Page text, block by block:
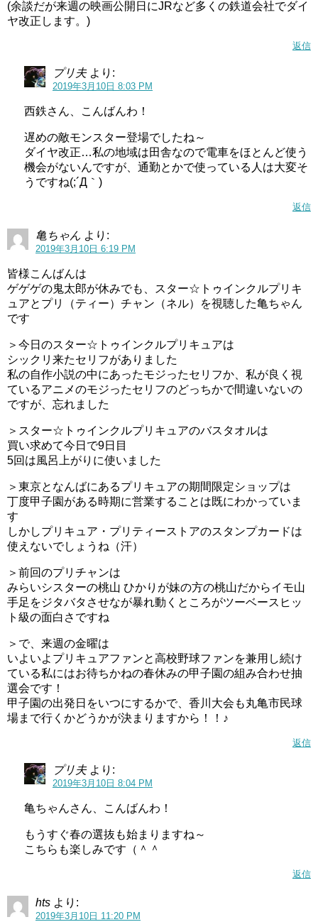
(余談だが来週の映画公開日にJRなど多くの鉄道会社でダイ
ヤ改正します。)
返信
プリ夫 より:
2019年3月10日 8:03 PM
西鉄さん、こんばんわ！
遅めの敵モンスター登場でしたね～
ダイヤ改正…私の地域は田舎なので電車をほとんど使う
機会がないんですが、通勤とかで使っている人は大変そ
うですね(;´Д｀)
返信
亀ちゃん より:
2019年3月10日 6:19 PM
皆様こんばんは
ゲゲゲの鬼太郎が休みでも、スター☆トゥインクルプリキ
ュアとプリ（ティー）チャン（ネル）を視聴した亀ちゃん
です
＞今日のスター☆トゥインクルプリキュアは
シックリ来たセリフがありました
私の自作小説の中にあったモジったセリフか、私が良く視
ているアニメのモジったセリフのどっちかで間違いないの
ですが、忘れました
＞スター☆トゥインクルプリキュアのバスタオルは
買い求めて今日で9日目
5回は風呂上がりに使いました
＞東京となんばにあるプリキュアの期間限定ショップは
丁度甲子園がある時期に営業することは既にわかっていま
す
しかしプリキュア・プリティーストアのスタンプカードは
使えないでしょうね（汗）
＞前回のプリチャンは
みらいシスターの桃山 ひかりが妹の方の桃山だからイモ山
手足をジタバタさせなが暴れ動くところがツーベースヒッ
ト級の面白さですね
＞で、来週の金曜は
いよいよプリキュアファンと高校野球ファンを兼用し続け
ている私にはお待ちかねの春休みの甲子園の組み合わせ抽
選会です！
甲子園の出発日をいつにするかで、香川大会も丸亀市民球
場まで行くかどうかが決まりますから！！♪
返信
プリ夫 より:
2019年3月10日 8:04 PM
亀ちゃんさん、こんばんわ！
もうすぐ春の選抜も始まりますね～
こちらも楽しみです（＾＾
返信
hts より:
2019年3月10日 11:20 PM